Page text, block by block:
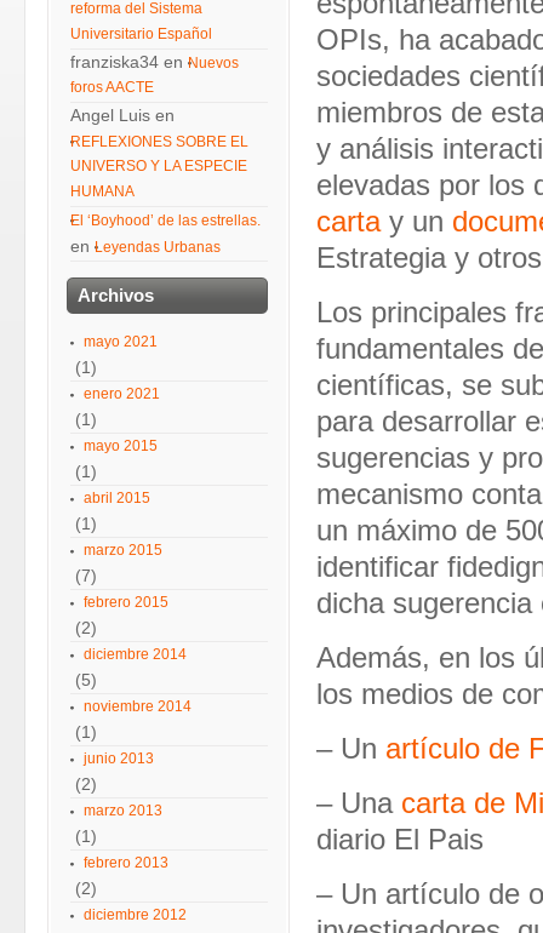
OPIs, ha
sociedades
miembros de
y análisis
elevadas por los
cartay un
Estrategia y
Los principales
fundamentales
científicas, se
para desarrollar
sugerencias y
mecanismo
un máximo de
identificar
dicha sugerencia
Además, en los
los medios de
– Un artículo de
– Una carta de
diario El Pais
– Un artículo de
reforma del Sistema
Universitario Español
franziska34 en Nuevos
foros AACTE
Angel Luis en
REFLEXIONES SOBRE EL
UNIVERSO Y LA ESPECIE
HUMANA
El ‘Boyhood’ de las estrellas.
en Leyendas Urbanas
Archivos
mayo 2021
(1)
enero 2021
(1)
mayo 2015
(1)
abril 2015
(1)
marzo 2015
(7)
febrero 2015
(2)
diciembre 2014
(5)
noviembre 2014
(1)
junio 2013
(2)
marzo 2013
(1)
febrero 2013
(2)
diciembre 2012